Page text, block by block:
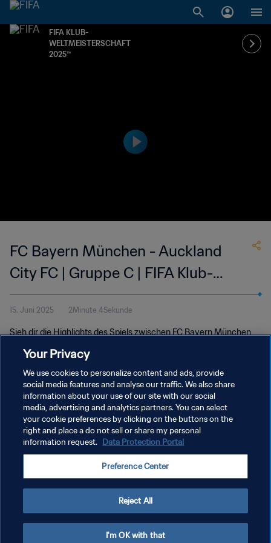
FIFA KLUB-
WELTMEISTERSCHAFT
2025™
FC Bayern München - Auckland
City FC | Gruppe C | FIFA Klub-
Weltmeisterschaft USA 2025™ |
Highlights
15. Juni 2025 2Minute 4Sekunde
Sieh dir die Highlights des Spiels zwischen FC Bayern München
Juni um 12 Uhr (Ortszeit).
DATENSCHUTZ
NUTZUNGSBEDINGUNGEN
COOKIE-EINSTELLUNGEN VERWALTEN
Copyright © 1994 - 2026 FIFA. Alle Rechte vorbehalten.
Your Privacy
We use cookies to personalize content and ads, provide
social media features and analyse our traffic. We also share
information about your use of our site with our social
media, advertising and analytics partners. You can select
your cookie preferences by clicking on the buttons on the
right and place a do not sell or share my personal
information request. Data Protection Portal
Preference Center
Reject All
I'm OK with that